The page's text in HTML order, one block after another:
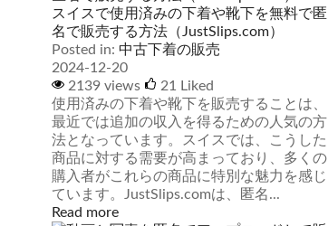
スイスで使用済みの下着や靴下を無料で匿
名で販売する方法（JustSlips.com）
Posted in: 中古下着の販売
2024-12-20
2139 views
21
Liked
使用済みの下着や靴下を販売することは、
最近では追加の収入を得るための人気の方
法となっています。スイスでは、こうした
商品に対する需要が高まっており、多くの
購入者がこれらの商品に特別な魅力を感じ
ています。JustSlips.comは、匿名...
Read more